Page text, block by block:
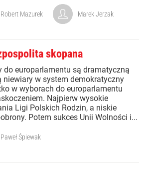
Robert Mazurek Marek Jerzak
skopana
do europarlamentu są dramatyczną
niewiary w system demokratyczny
w wyborach do europarlamentu
Najpierw wysokie
Ligi Polskich Rodzin, a niskie
Potem sukces Unii Wolności i...
Paweł Śpiewak